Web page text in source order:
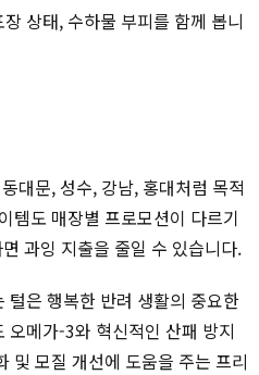
상태, 수하물 부피를 함께 봅니
대문, 성수, 강남, 홍대처럼 목적
템도 매장별 프로모션이 다르기
과잉 지출을 줄일 수 있습니다.
털은 행복한 반려 생활의 중요한
오메가-3와 혁신적인 산패 방지
및 모질 개선에 도움을 주는 프리